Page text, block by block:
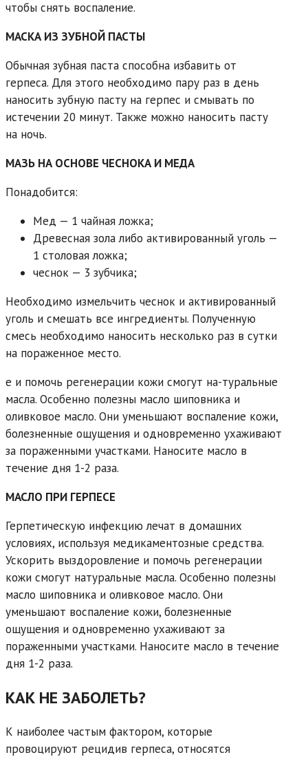
чтобы снять воспаление.
МАСКА ИЗ ЗУБНОЙ ПАСТЫ
Обычная зубная паста способна избавить от
герпеса. Для этого необходимо пару раз в день
наносить зубную пасту на герпес и смывать по
истечении 20 минут. Также можно наносить пасту
на ночь.
МАЗЬ НА ОСНОВЕ ЧЕСНОКА И МЕДА
Понадобится:
Мед — 1 чайная ложка;
Древесная зола либо активированный уголь —
1 столовая ложка;
чеснок — 3 зубчика;
Необходимо измельчить чеснок и активированный
уголь и смешать все ингредиенты. Полученную
смесь необходимо наносить несколько раз в сутки
на пораженное место.
е и помочь регенерации кожи смогут на-туральные
масла. Особенно полезны масло шиповника и
оливковое масло. Они уменьшают воспаление кожи,
болезненные ощущения и одновременно ухаживают
за пораженными участками. Наносите масло в
течение дня 1-2 раза.
МАСЛО ПРИ ГЕРПЕСЕ
Герпетическую инфекцию лечат в домашних
условиях, используя медикаментозные средства.
Ускорить выздоровление и помочь регенерации
кожи смогут натуральные масла. Особенно полезны
масло шиповника и оливковое масло. Они
уменьшают воспаление кожи, болезненные
ощущения и одновременно ухаживают за
пораженными участками. Наносите масло в течение
дня 1-2 раза.
КАК НЕ ЗАБОЛЕТЬ?
К наиболее частым фактором, которые
провоцируют рецидив герпеса, относятся